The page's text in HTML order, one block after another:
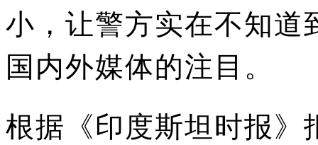
小，让警方实在不知
国内外媒体的注目。
根据《印度斯坦时报